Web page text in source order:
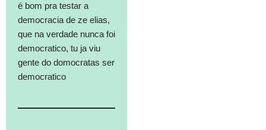
é bom pra testar a
democracia de ze elias,
que na verdade nunca foi
democratico, tu ja viu
gente do domocratas ser
democratico